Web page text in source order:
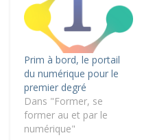
Prim à bord, le portail
du numérique pour le
premier degré
Dans "Former, se
former au et par le
numérique"